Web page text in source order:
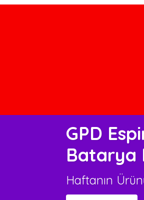
GPD
Batarya
Haftanın